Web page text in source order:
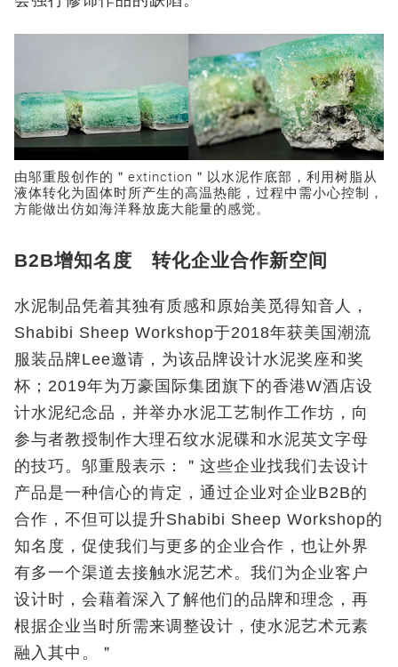
由邬重殷创作的＂extinction＂以水泥作底部，利用树脂从
液体转化为固体时所产生的高温热能，过程中需小心控制，
方能做出仿如海洋释放庞大能量的感觉。
B2B增知名度 转化企业合作新空间
水泥制品凭着其独有质感和原始美觅得知音人，
Shabibi Sheep Workshop于2018年获美国潮流
服装品牌Lee邀请，为该品牌设计水泥奖座和奖
杯；2019年为万豪国际集团旗下的香港W酒店设
计水泥纪念品，并举办水泥工艺制作工作坊，向
参与者教授制作大理石纹水泥碟和水泥英文字母
的技巧。邬重殷表示：＂这些企业找我们去设计
产品是一种信心的肯定，通过企业对企业B2B的
合作，不但可以提升Shabibi Sheep Workshop的
知名度，促使我们与更多的企业合作，也让外界
有多一个渠道去接触水泥艺术。我们为企业客户
设计时，会藉着深入了解他们的品牌和理念，再
根据企业当时所需来调整设计，使水泥艺术元素
融入其中。＂